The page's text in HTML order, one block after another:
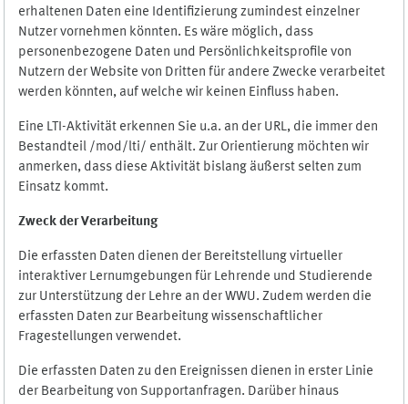
erhaltenen Daten eine Identifizierung zumindest einzelner
Nutzer vornehmen könnten. Es wäre möglich, dass
personenbezogene Daten und Persönlichkeitsprofile von
Nutzern der Website von Dritten für andere Zwecke verarbeitet
werden könnten, auf welche wir keinen Einfluss haben.
Eine LTI-Aktivität erkennen Sie u.a. an der URL, die immer den
Bestandteil /mod/lti/ enthält. Zur Orientierung möchten wir
anmerken, dass diese Aktivität bislang äußerst selten zum
Einsatz kommt.
Zweck der Verarbeitung
Die erfassten Daten dienen der Bereitstellung virtueller
interaktiver Lernumgebungen für Lehrende und Studierende
zur Unterstützung der Lehre an der WWU. Zudem werden die
erfassten Daten zur Bearbeitung wissenschaftlicher
Fragestellungen verwendet.
Die erfassten Daten zu den Ereignissen dienen in erster Linie
der Bearbeitung von Supportanfragen. Darüber hinaus